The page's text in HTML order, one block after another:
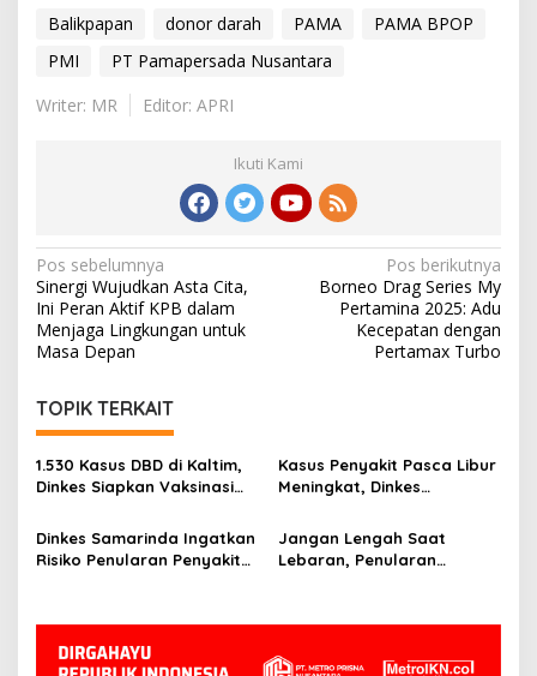
Balikpapan donor darah PAMA
PAMA BPOP
PMI
PT Pamapersada Nusantara
Writer: MR
Editor: APRI
Ikuti Kami
Navigasi
pos
Pos sebelumnya
Sinergi Wujudkan Asta Cita,
Ini Peran Aktif KPB dalam
Menjaga Lingkungan untuk
Masa Depan
Pos berikutnya
Borneo Drag Series My
Pertamina 2025: Adu
Kecepatan dengan
Pertamax Turbo
TOPIK TERKAIT
1.530 Kasus DBD di Kaltim,
Dinkes Siapkan Vaksinasi
Penularan
Kasus Penyakit Pasca Libur
Meningkat, Dinkes
Dinkes Samarinda Ingatkan
Risiko Penularan Penyakit
Jangan Lengah Saat
Lebaran, Penularan